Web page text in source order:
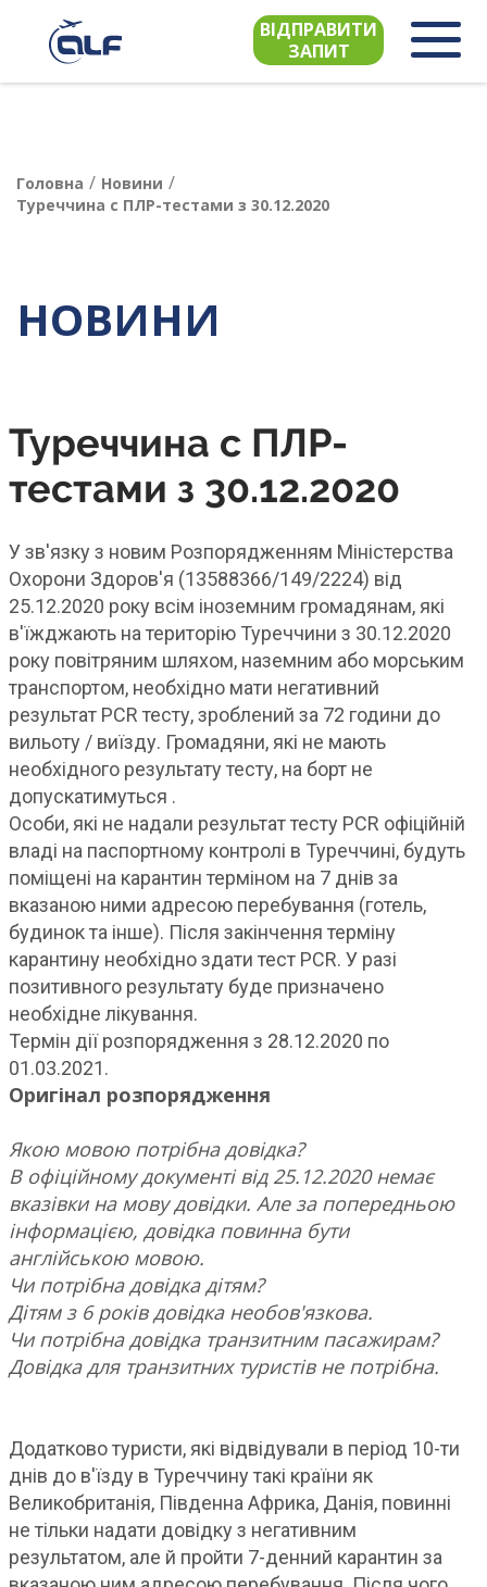
ВІДПРАВИТИ
ЗАПИТ
Головна / Новини /
Туреччина с ПЛР-тестами з 30.12.2020
НОВИНИ
Туреччина с ПЛР-
тестами з 30.12.2020
У зв'язку з новим Розпорядженням Міністерства
Охорони Здоров'я (13588366/149/2224) від
25.12.2020 року всім іноземним громадянам, які
в'їжджають на територію Туреччини з 30.12.2020
року повітряним шляхом, наземним або морським
транспортом, необхідно мати негативний
результат PCR тесту, зроблений за 72 години до
вильоту / виїзду. Громадяни, які не мають
необхідного результату тесту, на борт не
допускатимуться .
Особи, які не надали результат тесту PCR офіційній
владі на паспортному контролі в Туреччині, будуть
поміщені на карантин терміном на 7 днів за
вказаною ними адресою перебування (готель,
будинок та інше). Після закінчення терміну
карантину необхідно здати тест PCR. У разі
позитивного результату буде призначено
необхідне лікування.
Термін дії розпорядження з 28.12.2020 по
01.03.2021.
Оригінал розпорядження
Якою мовою потрібна довідка?
В офіційному документі від 25.12.2020 немає
вказівки на мову довідки. Але за попередньою
інформацією, довідка повинна бути
англійською мовою.
Чи потрібна довідка дітям?
Дітям з 6 років довідка необов'язкова.
Чи потрібна довідка транзитним пасажирам?
Довідка для транзитних туристів не потрібна.
Додатково туристи, які відвідували в період 10-ти
днів до в'їзду в Туреччину такі країни як
Великобританія, Південна Африка, Данія, повинні
не тільки надати довідку з негативним
результатом, але й пройти 7-денний карантин за